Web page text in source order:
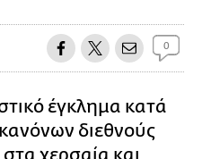
0
έγκλημα κατά
διεθνούς
στα χερσαία και